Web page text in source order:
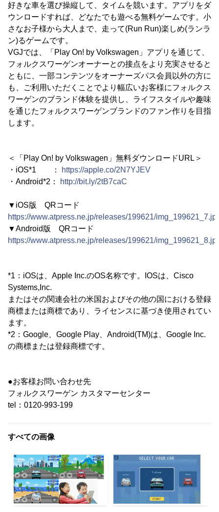
好きな車を選び操縦して、タイムを競います。アプリをダ
ウンロードすれば、どなたでも遊べる無料ゲームです。小
さなお子様から大人まで、走って(Run Run)楽しめ(ランラ
ン)るゲームです。
VGJでは、「Play On! by Volkswagen」アプリを通じて、
フォルクスワーゲンオーナーとの接点をより充実させると
ともに、一部コンテンツをオーナーズパス会員以外の方に
も、ご利用いただくことでより幅広いお客様にフォルクス
ワーゲンのブランド体験を提供し、ライフスタイルや趣味
を通じたフォルクスワーゲンブランドのファン作りを目指
します。
＜「Play On! by Volkswagen」無料ダウンロードURL＞
・iOS*1 ：
https://apple.co/2N7YJEV
・Android*2：
http://bit.ly/2tB7caC
▼iOS版 QRコード
https://www.atpress.ne.jp/releases/199621/
▼Android版 QRコード
https://www.atpress.ne.jp/releases/199621/
*1：iOSは、Apple Inc.のOS名称です。IOSは、Cisco
Systems,Inc.
またはその関連会社の米国およびその他の国における登録
商標または商標であり、ライセンスに基づき使用されてい
ます。
*2：Google、Google Play、Android(TM)は、Google Inc.
の商標または登録商標です。
●お客様お問い合わせ先
フォルクスワーゲン カスタマーセンター
tel：0120-993-199
すべての画像